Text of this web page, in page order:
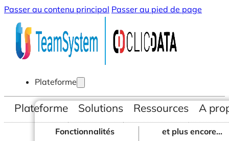
Passer au contenu principal Passer au pied de page
Plateforme
Fonctionnalités
et plus encore...
Plateforme Solutions Ressources A